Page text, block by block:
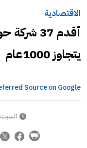
الاقتصادية
أقدم 37
يتجاوز 1000عام
Source on Google
السبت 03 يوليو 2021